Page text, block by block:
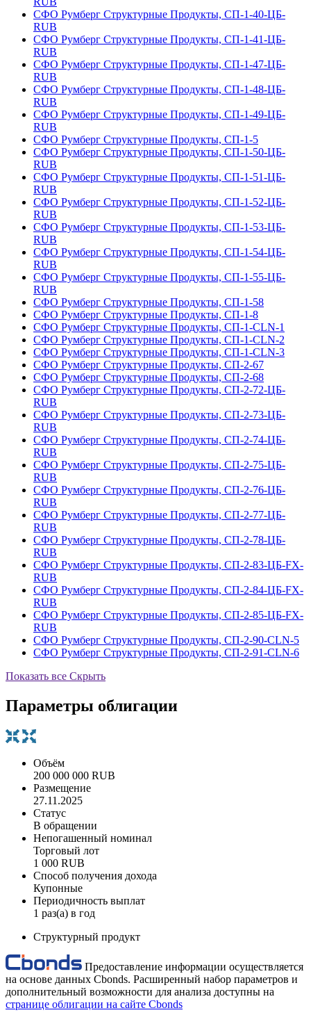
СФО Румберг Структурные Продукты, СП-1-40-ЦБ-
RUB
СФО Румберг Структурные Продукты, СП-1-41-ЦБ-
RUB
СФО Румберг Структурные Продукты, СП-1-47-ЦБ-
RUB
СФО Румберг Структурные Продукты, СП-1-48-ЦБ-
RUB
СФО Румберг Структурные Продукты, СП-1-49-ЦБ-
RUB
СФО Румберг Структурные Продукты, СП-1-5
СФО Румберг Структурные Продукты, СП-1-50-ЦБ-
RUB
СФО Румберг Структурные Продукты, СП-1-51-ЦБ-
RUB
СФО Румберг Структурные Продукты, СП-1-52-ЦБ-
RUB
СФО Румберг Структурные Продукты, СП-1-53-ЦБ-
RUB
СФО Румберг Структурные Продукты, СП-1-54-ЦБ-
RUB
СФО Румберг Структурные Продукты, СП-1-55-ЦБ-
RUB
СФО Румберг Структурные Продукты, СП-1-58
СФО Румберг Структурные Продукты, СП-1-8
СФО Румберг Структурные Продукты, СП-1-CLN-1
СФО Румберг Структурные Продукты, СП-1-CLN-2
СФО Румберг Структурные Продукты, СП-1-CLN-3
СФО Румберг Структурные Продукты, СП-2-67
СФО Румберг Структурные Продукты, СП-2-68
СФО Румберг Структурные Продукты, СП-2-72-ЦБ-
RUB
СФО Румберг Структурные Продукты, СП-2-73-ЦБ-
RUB
СФО Румберг Структурные Продукты, СП-2-74-ЦБ-
RUB
СФО Румберг Структурные Продукты, СП-2-75-ЦБ-
RUB
СФО Румберг Структурные Продукты, СП-2-76-ЦБ-
RUB
СФО Румберг Структурные Продукты, СП-2-77-ЦБ-
RUB
СФО Румберг Структурные Продукты, СП-2-78-ЦБ-
RUB
СФО Румберг Структурные Продукты, СП-2-83-ЦБ-FX-
RUB
СФО Румберг Структурные Продукты, СП-2-84-ЦБ-FX-
RUB
СФО Румберг Структурные Продукты, СП-2-85-ЦБ-FX-
RUB
СФО Румберг Структурные Продукты, СП-2-90-CLN-5
СФО Румберг Структурные Продукты, СП-2-91-CLN-6
Показать все Скрыть
Параметры облигации
Объём
200 000 000 RUB
Размещение
27.11.2025
Статус
В обращении
Непогашенный номинал
Торговый лот
1 000 RUB
Способ получения дохода
Купонные
Периодичность выплат
1 раз(а) в год
Структурный продукт
Предоставление информации осуществляется
на основе данных Cbonds. Расширенный набор параметров и
дополнительный возможности для анализа доступны на
странице облигации на сайте Cbonds